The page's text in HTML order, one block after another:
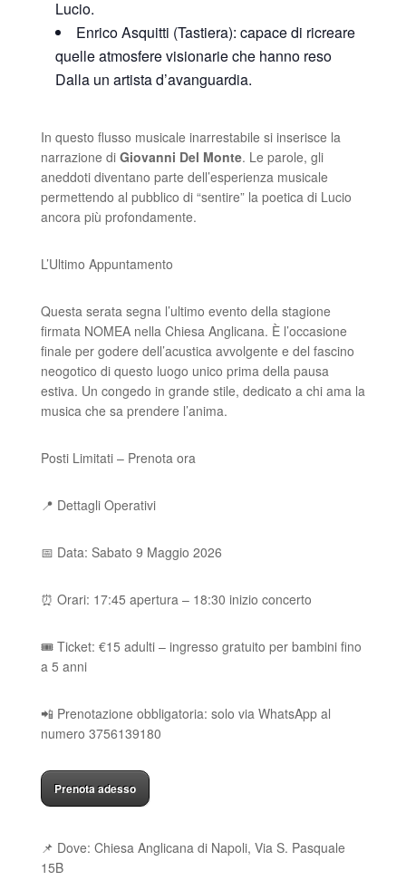
Lucio.
Enrico Asquitti (Tastiera): capace di ricreare
quelle atmosfere visionarie che hanno reso
Dalla un artista d’avanguardia.
In questo flusso musicale inarrestabile si inserisce la
narrazione di Giovanni Del Monte. Le parole, gli
aneddoti diventano parte dell’esperienza musicale
permettendo al pubblico di “sentire” la poetica di Lucio
ancora più profondamente.
L’Ultimo Appuntamento
Questa serata segna l’ultimo evento della stagione
firmata NOMEA nella Chiesa Anglicana. È l’occasione
finale per godere dell’acustica avvolgente e del fascino
neogotico di questo luogo unico prima della pausa
estiva. Un congedo in grande stile, dedicato a chi ama la
musica che sa prendere l’anima.
Posti Limitati – Prenota ora
📍 Dettagli Operativi
📅 Data: Sabato 9 Maggio 2026
⏰ Orari: 17:45 apertura – 18:30 inizio concerto
🎟️ Ticket: €15 adulti – ingresso gratuito per bambini fino
a 5 anni
📲 Prenotazione obbligatoria: solo via WhatsApp al
numero 3756139180
Prenota adesso
📌 Dove: Chiesa Anglicana di Napoli, Via S. Pasquale
15B